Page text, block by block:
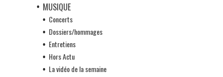
MUSIQUE
Concerts
Dossiers/hommages
Entretiens
Hors Actu
La vidéo de la semaine